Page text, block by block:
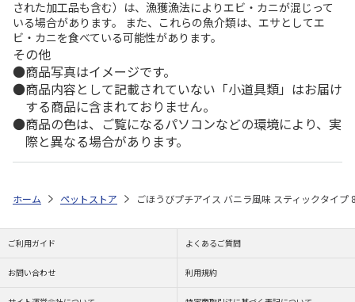
された加工品も含む）は、漁獲漁法によりエビ・カニが混じって
いる場合があります。 また、これらの魚介類は、エサとしてエ
ビ・カニを食べている可能性があります。
その他
商品写真はイメージです。
商品内容として記載されていない「小道具類」はお届け
する商品に含まれておりません。
商品の色は、ご覧になるパソコンなどの環境により、実
際と異なる場合があります。
ホーム ペットストア ごほうびプチアイス バニラ風味 スティックタイプ
ご利用ガイド よくあるご質問
お問い合わせ 利用規約